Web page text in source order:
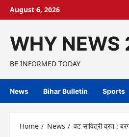
SkipAugust 6, 2026
WHY NEWS
BE INFORMED TODAY
News Bihar Bulletin Sports
Home News वट सावित्री व्रत :